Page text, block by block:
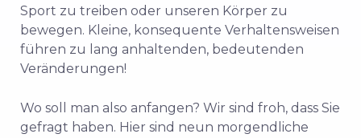
Sport zu treiben oder unseren Körper zu
bewegen. Kleine, konsequente Verhaltensweisen
führen zu lang anhaltenden, bedeutenden
Veränderungen!
Wo soll man also anfangen? Wir sind froh, dass Sie
gefragt haben. Hier sind neun morgendliche